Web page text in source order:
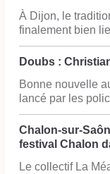
À Dijon, le
finalement bien
Doubs :
Bonne nouvelle
lancé par les
Chalon-sur-
festival Chalon
Le collectif La